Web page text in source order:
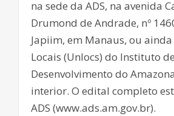
na sede da ADS, na avenida
Drumond de Andrade, nº
Japiim, em Manaus, ou
Locais (Unlocs) do Instituto de
Desenvolvimento do
interior. O edital completo
ADS (www.ads.am.gov.br).